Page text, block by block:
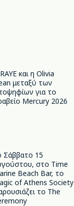
και η Olivia
μεταξύ των
για το
Mercury 2026
Σάββατο 15
στο Time
Beach Bar, το
of Athens Society
το The